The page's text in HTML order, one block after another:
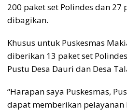
200 paket set Polindes dan 27
dibagikan.
Khusus untuk Puskesmas
diberikan 13 paket set
Pustu Desa Dauri dan Desa
“Harapan saya Puskesmas,
dapat memberikan pelayanan